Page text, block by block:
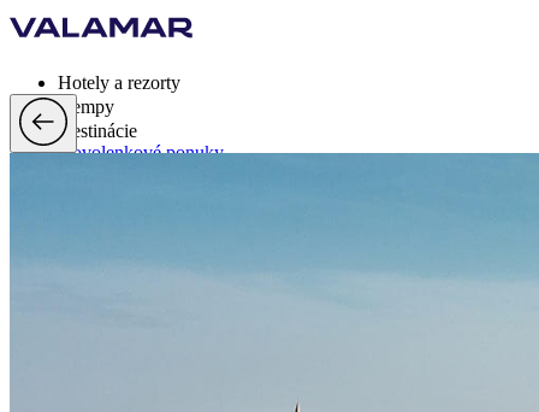
Hotely a rezorty
Kempy
Destinácie
Dovolenkové ponuky